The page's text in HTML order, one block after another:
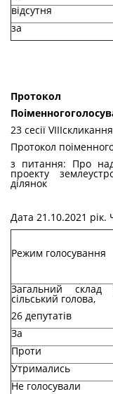
відсутня
за
Протокол
Поіменного
23 сесії VIIIскликання
Протокол
з питання: Про
проекту
ділянок
Дата 21.10.2021 рік.
Режим голосування
Загальний
сільський голова,
26 депутатів
За
Проти
Утримались
Не голосували